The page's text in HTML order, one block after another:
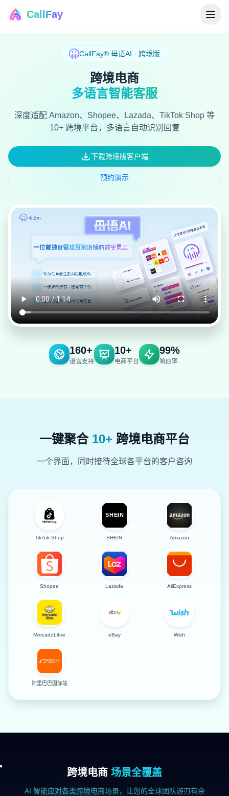
CallFay
CallFay® 母语AI · 跨境版
跨境电商
多语言智能客服
深度适配 Amazon、Shopee、Lazada、TikTok Shop 等
10+ 跨境平台，多语言自动识别回复
下载跨境版客户端
预约演示
160+
语言支持
10+
电商平台
99%
响应率
一键聚合 10+ 跨境电商平台
一个界面，同时接待全球各平台的客户咨询
TikTok Shop SHEIN Amazon
Shopee Lazada AliExpress
MercadoLibre eBay Wish
阿里巴巴国际站
跨境电商 场景全覆盖
AI 智能应对各类跨境电商场景，让您的全球团队游刃有余